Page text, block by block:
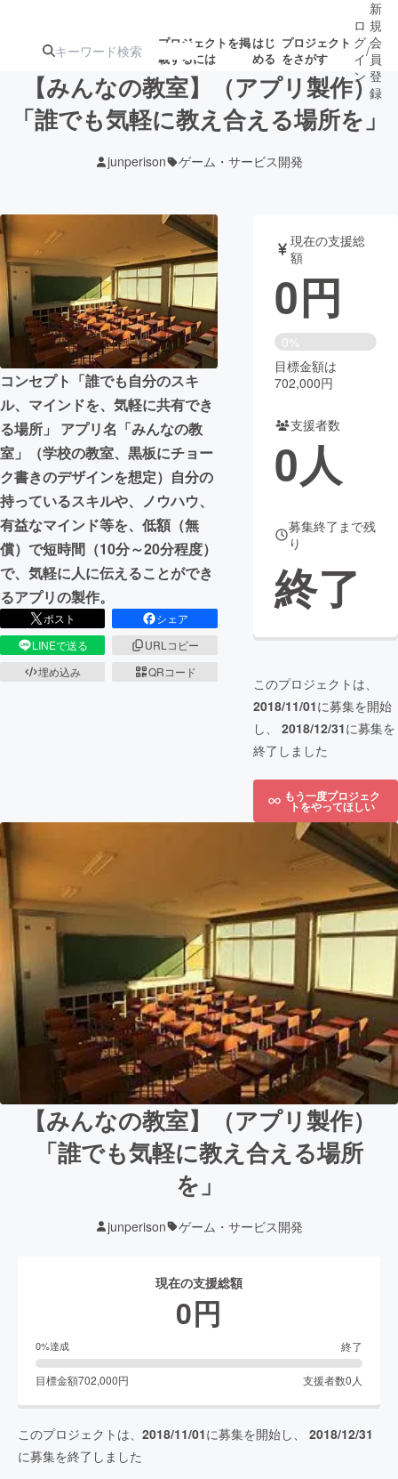
プロジェクトを掲
載するには
はじ
める
プロジェクト
をさがす
ターン
ジェクト
ロジェクト
アート・写真 音楽
テクノロジー・ガジェット ゲーム・サ
映像・映画 書籍・雑誌
ビジネス・起業 チャレンジ
まちづくり・地域活性化
CAMPFIRE for Social Good
CAMPFIRE Creation
CAMPFIREふるさと納税
ロ
グ
イ
ン
/
新
規
会
員
登
録
【みんなの教室】（アプリ製作）
「誰でも気軽に教え合える場所を」
junperison ゲーム・サービス開発
コンセプト「誰でも自分のスキ
ル、マインドを、気軽に共有でき
る場所」 アプリ名「みんなの教
室」（学校の教室、黒板にチョー
ク書きのデザインを想定）自分の
持っているスキルや、ノウハウ、
有益なマインド等を、低額（無
償）で短時間（10分～20分程度）
で、気軽に人に伝えることができ
るアプリの製作。
ポスト
シェア
LINEで送る
URLコピー
埋め込み
QRコード
現在の支援総
額
0円
0%
目標金額は
702,000円
支援者数
0人
募集終了まで残
り
終了
このプロジェクトは、
2018/11/01に募集を開始
し、 2018/12/31に募集を
終了しました
もう一度プロジェク
トをやってほしい
【みんなの教室】（アプリ製作）
「誰でも気軽に教え合える場所
を」
junperison ゲーム・サービス開発
現在の支援総額
0円
0%達成 終了
目標金額702,000円 支援者数0 人
このプロジェクトは、 2018/11/01に募集を開始し、 2018/12/31
に募集を終了しました